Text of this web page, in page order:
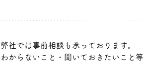
弊社では事前相談も承っております。
わからないこと・聞いておきたいこと